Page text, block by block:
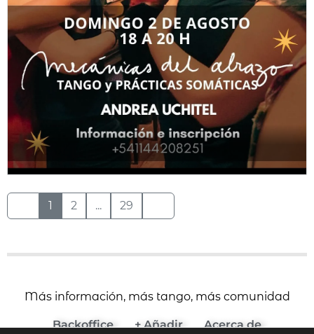
1 2 ... 29
Más información, más tango, más comunidad
Backoffice + Añadir Acerca de